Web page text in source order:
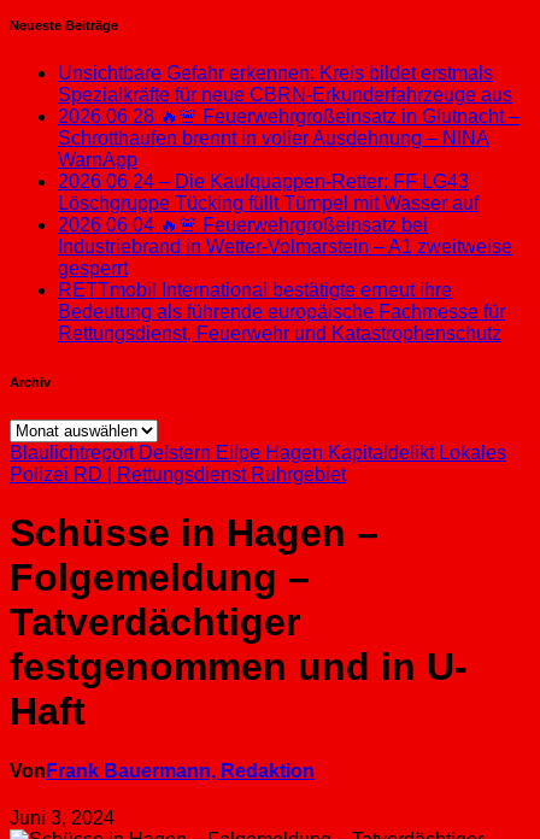
Neueste Beiträge
Unsichtbare Gefahr erkennen: Kreis bildet erstmals
Spezialkräfte für neue CBRN-Erkunderfahrzeuge aus
2026 06 28 🔥🚨 Feuerwehrgroßeinsatz in Glutnacht –
Schrotthaufen brennt in voller Ausdehnung – NINA
WarnApp
2026 06 24 – Die Kaulquappen-Retter: FF LG43
Löschgruppe Tücking füllt Tümpel mit Wasser auf
2026 06 04 🔥🚨 Feuerwehrgroßeinsatz bei
Industriebrand in Wetter-Volmarstein – A1 zweitweise
gesperrt
RETTmobil International bestätigte erneut ihre
Bedeutung als führende europäische Fachmesse für
Rettungsdienst, Feuerwehr und Katastrophenschutz
Archiv
Archiv
Blaulichtreport Delstern Eilpe Hagen Kapitaldelikt Lokales
Polizei RD | Rettungsdienst Ruhrgebiet
Schüsse in Hagen –
Folgemeldung –
Tatverdächtiger
festgenommen und in U-
Haft
Von Frank Bauermann, Redaktion
Juni 3, 2024